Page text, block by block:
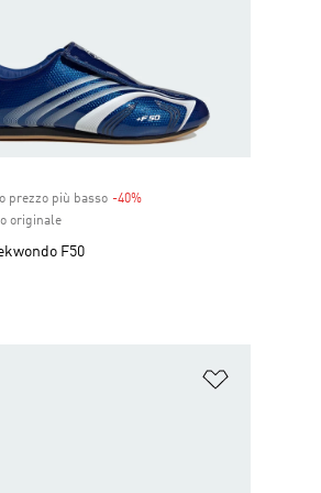
prezzo più basso -40%Discount
originale
F50